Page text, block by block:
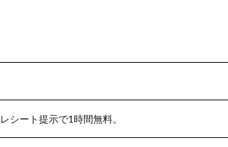
シート提示で1時間無料。